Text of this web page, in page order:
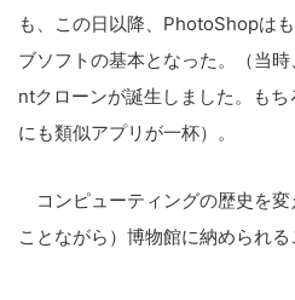
も、この日以降、PhotoShopは
ブソフトの基本となった。（当
ntクローンが誕生しました。も
にも類似アプリが一杯）。
コンピューティングの歴史を
ことながら）博物館に納められる